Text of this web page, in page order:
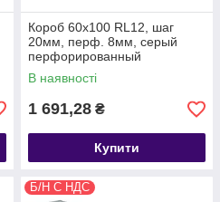
Короб 60х100 RL12, шаг
20мм, перф. 8мм, серый
перфорированный
В наявності
1 691,28 ₴
Купити
Б/Н С НДС